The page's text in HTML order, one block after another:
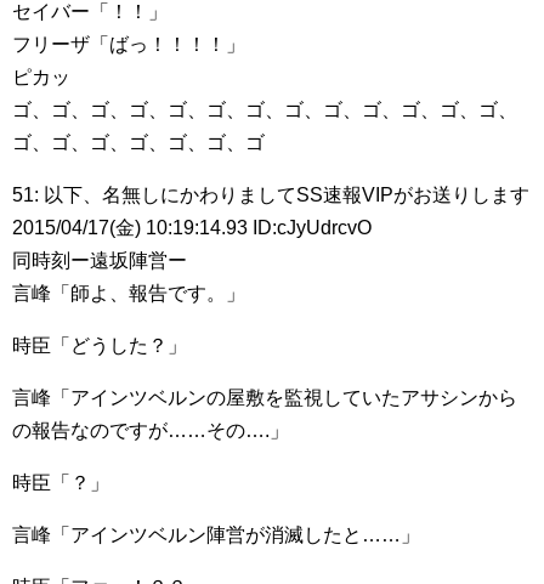
セイバー「！！」
フリーザ「ばっ！！！！」
ピカッ
ゴ、ゴ、ゴ、ゴ、ゴ、ゴ、ゴ、ゴ、ゴ、ゴ、ゴ、ゴ、ゴ、
ゴ、ゴ、ゴ、ゴ、ゴ、ゴ、ゴ
51: 以下、名無しにかわりましてSS速報VIPがお送りします
2015/04/17(金) 10:19:14.93 ID:cJyUdrcvO
同時刻ー遠坂陣営ー
言峰「師よ、報告です。」
時臣「どうした？」
言峰「アインツベルンの屋敷を監視していたアサシンから
の報告なのですが……その….」
時臣「？」
言峰「アインツベルン陣営が消滅したと……」